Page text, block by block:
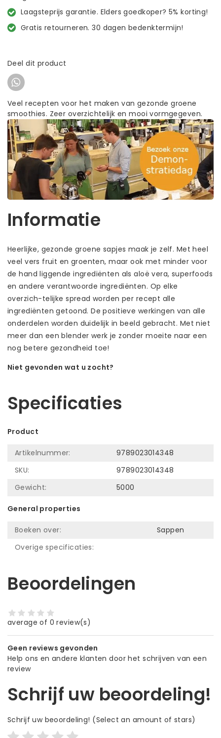
Laagsteprijs garantie. Elders goedkoper? 5% korting!
Gratis retourneren. 30 dagen bedenktermijn!
Deel dit product
Veel recepten voor het maken van gezonde groene
smoothies. Zeer overzichtelijk en mooi vormgegeven.
Informatie
Heerlijke, gezonde groene sapjes maak je zelf. Met heel
veel vers fruit en groenten, maar ook met minder voor
de hand liggende ingrediënten als aloë vera, superfoods
en andere verantwoorde ingrediënten. Op elke
overzich-telijke spread worden per recept alle
ingrediënten getoond. De positieve werkingen van alle
onderdelen worden duidelijk in beeld gebracht. Met niet
meer dan een blender werk je zonder moeite naar een
nog betere gezondheid toe!
Niet gevonden wat u zocht?
Specificaties
Product
Artikelnummer:
9789023014348
SKU:
9789023014348
Gewicht:
5000
General properties
Boeken over:
Sappen
Overige specificaties:
Beoordelingen
average of 0 review(s)
Geen reviews gevonden
Help ons en andere klanten door het schrijven van een
review
Schrijf uw beoordeling!
Schrijf uw beoordeling! (Select an amount of stars)